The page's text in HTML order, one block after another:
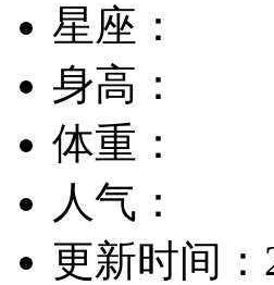
星座：
身高：
体重：
人气：
更新时间：